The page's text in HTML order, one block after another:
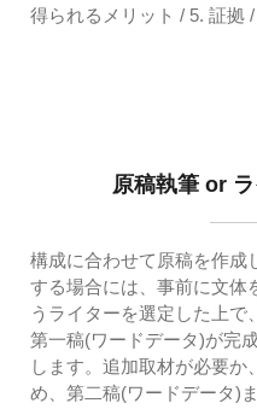
得られるメリット / 5. 証拠
原稿執筆 or
構成に合わせて原稿を作成
する場合には、事前に文体
うライターを選定した上で
第一稿(ワードデータ)が完
します。追加取材が必要
め、第二稿(ワードデータ)